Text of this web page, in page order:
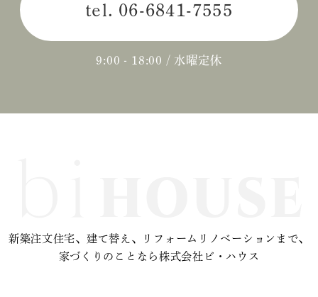
2024年04月 (3)
2024年03月 (2)
2023年12月 (1)
2023年08月 (2)
tel. 06-6841-7555
9:00 - 18:00 / 水曜定休
新築注文住宅、建て替え、リフォームリノベーションまで、
家づくりのことなら株式会社ビ・ハウス